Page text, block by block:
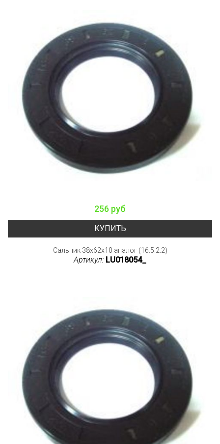
256 руб
КУПИТЬ
Сальник 38x62x10 аналог (16.5.2.2)
Артикул: LU018054_